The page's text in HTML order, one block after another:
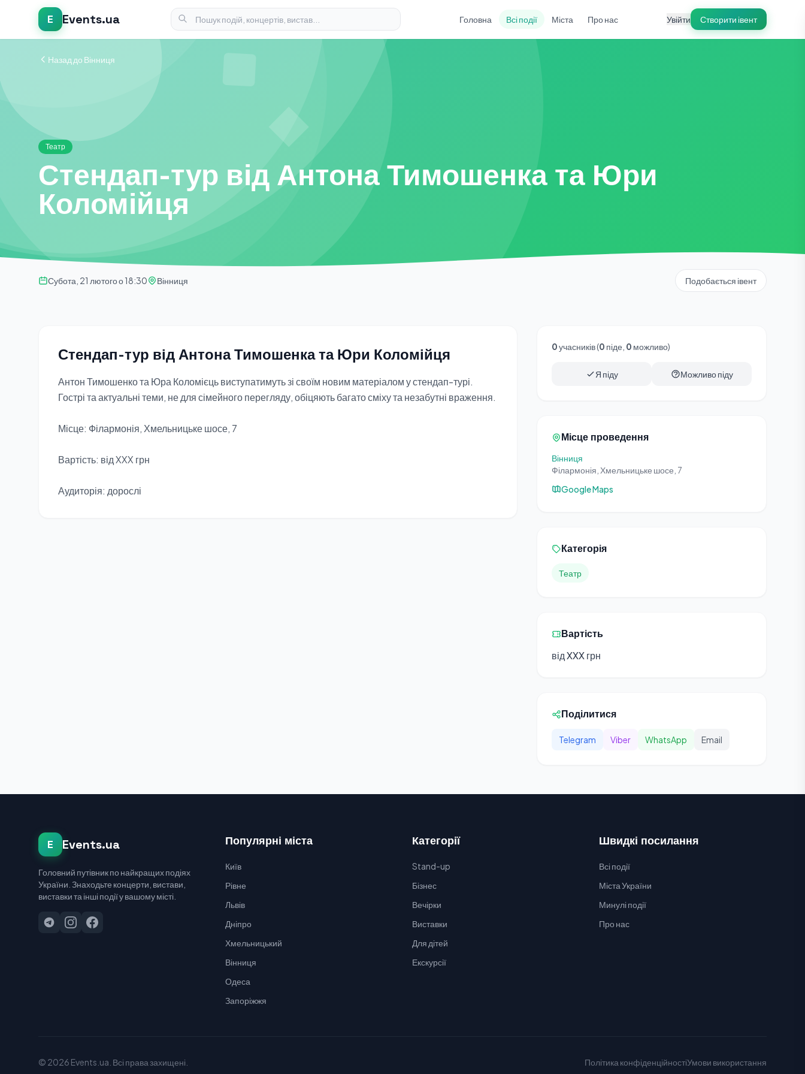
E Events.ua Головна Всі події Міста Про нас Увійти Створити івент
Назад до Вінниця
Театр
Стендап-тур від Антона Тимошенка та Юри
Коломійця
Субота, 21 лютого о 18:30 Вінниця Подобається івент
Стендап-тур від Антона Тимошенка та Юри Коломійця
Антон Тимошенко та Юра Коломієць виступатимуть зі своїм новим матеріалом у стендап-турі.
Гострі та актуальні теми, не для сімейного перегляду, обіцяють багато сміху та незабутні враження.
Місце: Філармонія, Хмельницьке шосе, 7
Вартість: від XXX грн
Аудиторія: дорослі
0учасників (0 піде, 0 можливо)
Я піду Можливо піду
Місце проведення
Вінниця
Філармонія, Хмельницьке шосе, 7
Google Maps
Категорія
Театр
Вартість
від XXX грн
Поділитися
Telegram Viber WhatsApp Email
E Events.ua
Головний путівник по найкращих подіях
України. Знаходьте концерти, вистави,
виставки та інші події у вашому місті.
Популярні міста
Київ
Рівне
Львів
Дніпро
Хмельницький
Вінниця
Одеса
Запоріжжя
Категорії
Stand-up
Бізнес
Вечірки
Виставки
Для дітей
Екскурсії
Швидкі посилання
Всі події
Міста України
Минулі події
Про нас
© 2026 Events.ua. Всі права захищені. Політика конфіденційностіУмови використання